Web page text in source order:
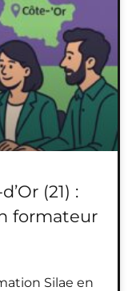
(21) :
formateur
Silae en